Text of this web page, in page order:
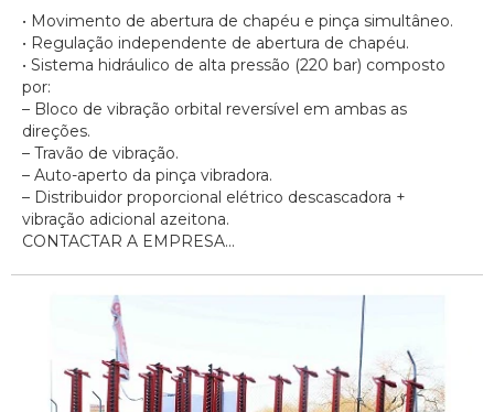
• Movimento de abertura de chapéu e pinça simultâneo.
• Regulação independente de abertura de chapéu.
• Sistema hidráulico de alta pressão (220 bar) composto
por:
– Bloco de vibração orbital reversível em ambas as
direções.
– Travão de vibração.
– Auto-aperto da pinça vibradora.
– Distribuidor proporcional elétrico descascadora +
vibração adicional azeitona.
CONTACTAR A EMPRESA...